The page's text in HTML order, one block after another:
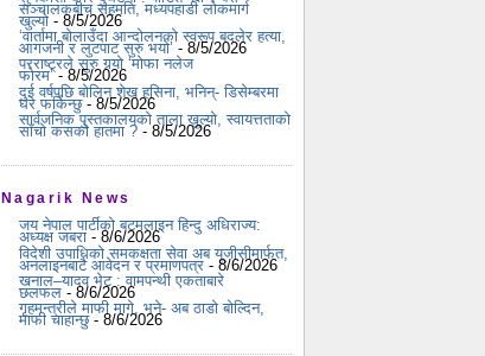
सञ्चालकबीच सहमति, मध्यपहाडी लोकमार्ग
खुल्यो - 8/5/2026
‘वार्तामा बोलाउँदा आन्दोलनको स्वरूप बदलेर हत्या,
आगजनी र लुटपाट सुरु भयो’ - 8/5/2026
परराष्ट्रले सुरु गर्‍यो ‘मोफा नलेज
फोरम’- 8/5/2026
दुई वर्षपछि बोलिन शेख हसिना, भनिन्- डिसेम्बरमा
घर फर्किन्छु- 8/5/2026
सार्वजनिक पुस्तकालयको ताला खुल्यो, स्वायत्तताको
साँचो कसको हातमा ? - 8/5/2026
Nagarik News
जय नेपाल पार्टीको बटमलाइन हिन्दु अधिराज्य:
अध्यक्ष जबरा - 8/6/2026
विदेशी उपाधिको समकक्षता सेवा अब यूजीसीमार्फत,
अनलाइनबाटै आवेदन र प्रमाणपत्र - 8/6/2026
खनाल–यादव भेट : वामपन्थी एकताबारे
छलफल - 8/6/2026
गृहमन्त्रीले माफी मागे, भने- अब ठाडो बोल्दिन,
माफी चाहान्छु- 8/6/2026